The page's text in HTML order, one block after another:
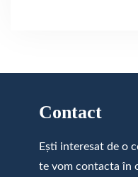
Contact
Ești interesat de o
te vom contacta în